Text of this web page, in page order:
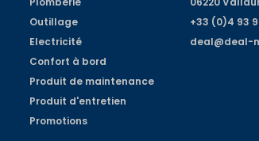
Outillage
Electricité
Confort à bord
Produit de maintenance
Produit d'entretien
Promotions
+33 (0)4 93
deal@deal-